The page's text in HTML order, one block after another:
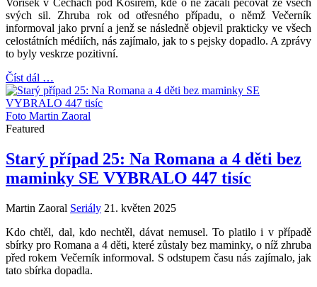
svých sil. Zhruba rok od otřesného případu, o němž Večerník
informoval jako první a jenž se následně objevil prakticky ve všech
celostátních médiích, nás zajímalo, jak to s pejsky dopadlo. A zprávy
to byly veskrze pozitivní.
Číst dál …
Foto Martin Zaoral
Featured
Starý případ 25: Na Romana a 4 děti bez
maminky SE VYBRALO 447 tisíc
Martin Zaoral Seriály 21. květen 2025
Kdo chtěl, dal, kdo nechtěl, dávat nemusel. To platilo i v případě
sbírky pro Romana a 4 děti, které zůstaly bez maminky, o níž zhruba
před rokem Večerník informoval. S odstupem času nás zajímalo, jak
tato sbírka dopadla.